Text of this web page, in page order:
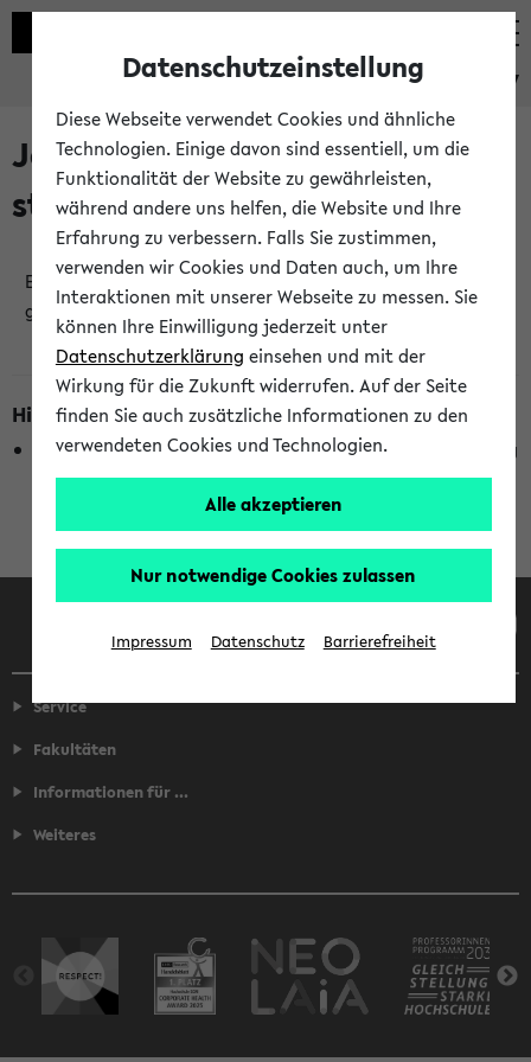
eKVV
Jetzt und in Kürze
stattfindende Veranstaltungen
Es wurden keine jetzt stattfindenden Veranstaltungen
gefunden!
Hinweise zur Liste
Die Anzeige ist semesterübergreifend und nicht abhängig
vom im eKVV gewählten Semester.
Facebook Instagram LinkedIn TikTok
Service
Fakultäten
Informationen für ...
Weiteres
Datenschutzeinstellung
Diese Webseite verwendet Cookies und ähnliche
Technologien. Einige davon sind essentiell, um die
Funktionalität der Website zu gewährleisten,
während andere uns helfen, die Website und Ihre
Erfahrung zu verbessern. Falls Sie zustimmen,
verwenden wir Cookies und Daten auch, um Ihre
Interaktionen mit unserer Webseite zu messen. Sie
können Ihre Einwilligung jederzeit unter
Datenschutzerklärung einsehen und mit der
Wirkung für die Zukunft widerrufen. Auf der Seite
finden Sie auch zusätzliche Informationen zu den
verwendeten Cookies und Technologien.
Alle akzeptieren
Nur notwendige Cookies zulassen
Impressum Datenschutz Barrierefreiheit